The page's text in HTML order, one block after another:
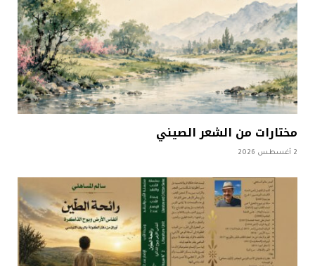
مختارات من الشعر الصيني
2 أغسطس 2026